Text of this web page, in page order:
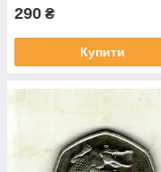
290 ₴
Купити